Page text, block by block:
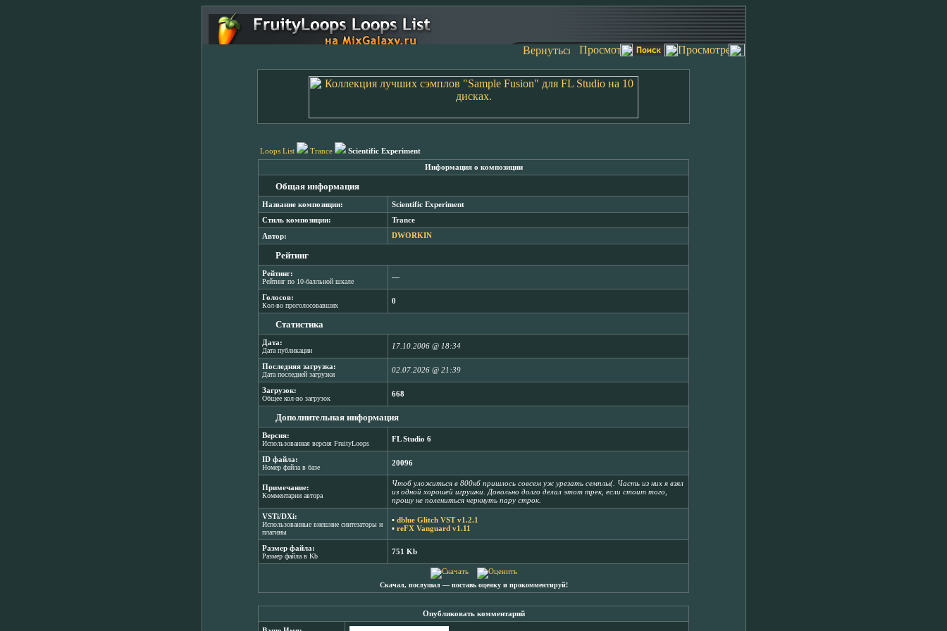
Loops List Trance Scientific Experiment
Информация о композиции
Общая информация
Название композиции: Scientific Experiment
Стиль композиции: Trance
Автор: DWORKIN
Рейтинг
Рейтинг:
Рейтинг по 10-балльной шкале
―
Голосов:
Кол-во проголосовавших
0
Статистика
Дата:
Дата публикации
17.10.2006 @ 18:34
Последняя загрузка:
Дата последней загрузки
02.07.2026 @ 21:39
Загрузок:
Общее кол-во загрузок
668
Дополнительная информация
Версия:
Использованная версия FruityLoops
FL Studio 6
ID файла:
Номер файла в базе
20096
Примечание:
Комментарии автора
Чтоб уложиться в 800кб пришлось совсем уж урезать семплы(. Часть из них я взял
из одной хорошей игрушки. Довольно долго делал этот трек, если стоит того,
прошу не полениться черкнуть пару строк.
VSTi/DXi:
Использованные внешние синтезаторы и
плагины
▪ dblue Glitch VST v1.2.1
▪ reFX Vanguard v1.11
Размер файла:
Размер файла в Kb
751 Kb
Скачал, послушал ― поставь оценку и прокомментируй!
Опубликовать комментарий